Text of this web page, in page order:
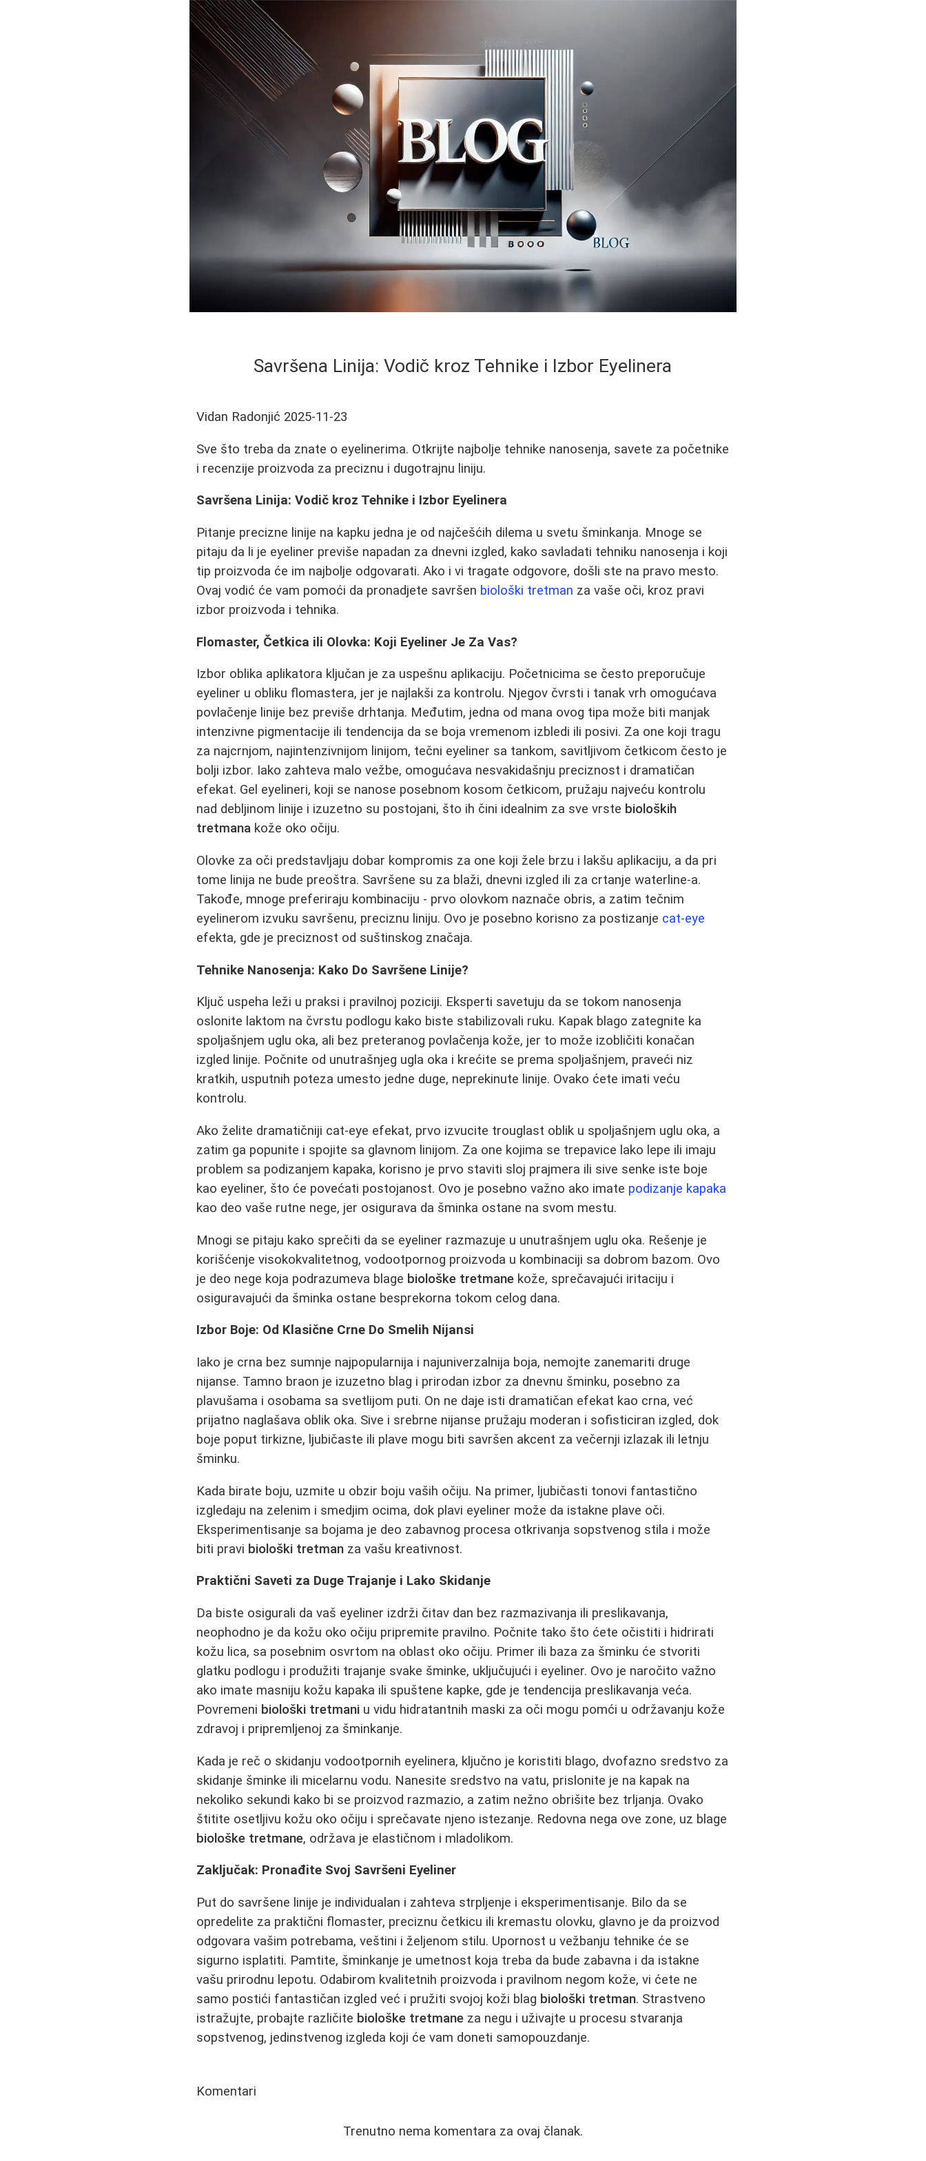
Savršena Linija: Vodič kroz Tehnike i Izbor Eyelinera
Vidan Radonjić 2025-11-23
Sve što treba da znate o eyelinerima. Otkrijte najbolje tehnike nanosenja, savete za početnike
i recenzije proizvoda za preciznu i dugotrajnu liniju.
Savršena Linija: Vodič kroz Tehnike i Izbor Eyelinera
Pitanje precizne linije na kapku jedna je od najčešćih dilema u svetu šminkanja. Mnoge se
pitaju da li je eyeliner previše napadan za dnevni izgled, kako savladati tehniku nanosenja i koji
tip proizvoda će im najbolje odgovarati. Ako i vi tragate odgovore, došli ste na pravo mesto.
Ovaj vodić će vam pomoći da pronadjete savršen biološki tretman za vaše oči, kroz pravi
izbor proizvoda i tehnika.
Flomaster, Četkica ili Olovka: Koji Eyeliner Je Za Vas?
Izbor oblika aplikatora ključan je za uspešnu aplikaciju. Početnicima se često preporučuje
eyeliner u obliku flomastera, jer je najlakši za kontrolu. Njegov čvrsti i tanak vrh omogućava
povlačenje linije bez previše drhtanja. Međutim, jedna od mana ovog tipa može biti manjak
intenzivne pigmentacije ili tendencija da se boja vremenom izbledi ili posivi. Za one koji tragu
za najcrnjom, najintenzivnijom linijom, tečni eyeliner sa tankom, savitljivom četkicom često je
bolji izbor. Iako zahteva malo vežbe, omogućava nesvakidašnju preciznost i dramatičan
efekat. Gel eyelineri, koji se nanose posebnom kosom četkicom, pružaju najveću kontrolu
nad debljinom linije i izuzetno su postojani, što ih čini idealnim za sve vrste bioloških
tretmana kože oko očiju.
Olovke za oči predstavljaju dobar kompromis za one koji žele brzu i lakšu aplikaciju, a da pri
tome linija ne bude preoštra. Savršene su za blaži, dnevni izgled ili za crtanje waterline-a.
Takođe, mnoge preferiraju kombinaciju - prvo olovkom naznače obris, a zatim tečnim
eyelinerom izvuku savršenu, preciznu liniju. Ovo je posebno korisno za postizanje cat-eye
efekta, gde je preciznost od suštinskog značaja.
Tehnike Nanosenja: Kako Do Savršene Linije?
Ključ uspeha leži u praksi i pravilnoj poziciji. Eksperti savetuju da se tokom nanosenja
oslonite laktom na čvrstu podlogu kako biste stabilizovali ruku. Kapak blago zategnite ka
spoljašnjem uglu oka, ali bez preteranog povlačenja kože, jer to može izobličiti konačan
izgled linije. Počnite od unutrašnjeg ugla oka i krećite se prema spoljašnjem, praveći niz
kratkih, usputnih poteza umesto jedne duge, neprekinute linije. Ovako ćete imati veću
kontrolu.
Ako želite dramatičniji cat-eye efekat, prvo izvucite trouglast oblik u spoljašnjem uglu oka, a
zatim ga popunite i spojite sa glavnom linijom. Za one kojima se trepavice lako lepe ili imaju
problem sa podizanjem kapaka, korisno je prvo staviti sloj prajmera ili sive senke iste boje
kao eyeliner, što će povećati postojanost. Ovo je posebno važno ako imate podizanje kapaka
kao deo vaše rutne nege, jer osigurava da šminka ostane na svom mestu.
Mnogi se pitaju kako sprečiti da se eyeliner razmazuje u unutrašnjem uglu oka. Rešenje je
korišćenje visokokvalitetnog, vodootpornog proizvoda u kombinaciji sa dobrom bazom. Ovo
je deo nege koja podrazumeva blage biološke tretmane kože, sprečavajući iritaciju i
osiguravajući da šminka ostane besprekorna tokom celog dana.
Izbor Boje: Od Klasične Crne Do Smelih Nijansi
Iako je crna bez sumnje najpopularnija i najuniverzalnija boja, nemojte zanemariti druge
nijanse. Tamno braon je izuzetno blag i prirodan izbor za dnevnu šminku, posebno za
plavušama i osobama sa svetlijom puti. On ne daje isti dramatičan efekat kao crna, već
prijatno naglašava oblik oka. Sive i srebrne nijanse pružaju moderan i sofisticiran izgled, dok
boje poput tirkizne, ljubičaste ili plave mogu biti savršen akcent za večernji izlazak ili letnju
šminku.
Kada birate boju, uzmite u obzir boju vaših očiju. Na primer, ljubičasti tonovi fantastično
izgledaju na zelenim i smedjim ocima, dok plavi eyeliner može da istakne plave oči.
Eksperimentisanje sa bojama je deo zabavnog procesa otkrivanja sopstvenog stila i može
biti pravi biološki tretman za vašu kreativnost.
Praktični Saveti za Duge Trajanje i Lako Skidanje
Da biste osigurali da vaš eyeliner izdrži čitav dan bez razmazivanja ili preslikavanja,
neophodno je da kožu oko očiju pripremite pravilno. Počnite tako što ćete očistiti i hidrirati
kožu lica, sa posebnim osvrtom na oblast oko očiju. Primer ili baza za šminku će stvoriti
glatku podlogu i produžiti trajanje svake šminke, uključujući i eyeliner. Ovo je naročito važno
ako imate masniju kožu kapaka ili spuštene kapke, gde je tendencija preslikavanja veća.
Povremeni biološki tretmani u vidu hidratantnih maski za oči mogu pomći u održavanju kože
zdravoj i pripremljenoj za šminkanje.
Kada je reč o skidanju vodootpornih eyelinera, ključno je koristiti blago, dvofazno sredstvo za
skidanje šminke ili micelarnu vodu. Nanesite sredstvo na vatu, prislonite je na kapak na
nekoliko sekundi kako bi se proizvod razmazio, a zatim nežno obrišite bez trljanja. Ovako
štitite osetljivu kožu oko očiju i sprečavate njeno istezanje. Redovna nega ove zone, uz blage
biološke tretmane, održava je elastičnom i mladolikom.
Zaključak: Pronađite Svoj Savršeni Eyeliner
Put do savršene linije je individualan i zahteva strpljenje i eksperimentisanje. Bilo da se
opredelite za praktični flomaster, preciznu četkicu ili kremastu olovku, glavno je da proizvod
odgovara vašim potrebama, veštini i željenom stilu. Upornost u vežbanju tehnike će se
sigurno isplatiti. Pamtite, šminkanje je umetnost koja treba da bude zabavna i da istakne
vašu prirodnu lepotu. Odabirom kvalitetnih proizvoda i pravilnom negom kože, vi ćete ne
samo postići fantastičan izgled već i pružiti svojoj koži blag biološki tretman. Strastveno
istražujte, probajte različite biološke tretmane za negu i uživajte u procesu stvaranja
sopstvenog, jedinstvenog izgleda koji će vam doneti samopouzdanje.
Komentari
Trenutno nema komentara za ovaj članak.